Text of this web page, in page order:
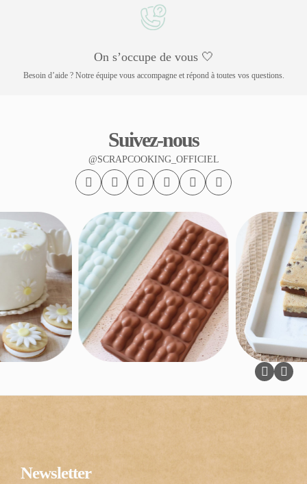
On s’occupe de vous 🤍
Besoin d’aide ? Notre équipe vous accompagne et répond à toutes vos questions.
Suivez-nous
@SCRAPCOOKING_OFFICIEL
Newsletter